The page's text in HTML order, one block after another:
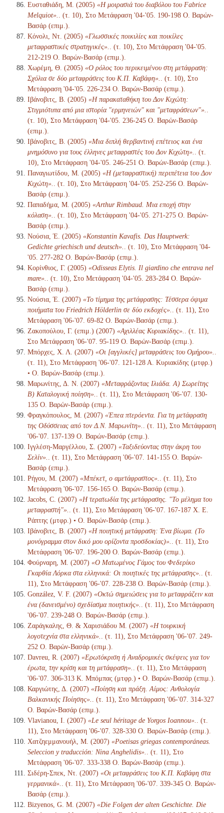
Ευσταθιάδη, Μ. (2005) «Η μοιρασιά του διαβόλου του Fabrice
Melquiot».
. (τ. 10), Στο Μετάφραση '04-'05. 190-198 Ο. Βαρών-
Βασάρ (επιμ.).
Κόνολι, Ντ. (2005) «Γλωσσικές ποικιλίες και ποικίλες
μεταφραστικές στρατηγικές».
. (τ. 10), Στο Μετάφραση '04-'05.
212-219 Ο. Βαρών-Βασάρ (επιμ.).
Χωρέμη, Θ. (2005) «Ο ρόλος του περικειμένου στη μετάφραση:
Σχόλια σε δύο μεταφράσεις του Κ.Π. Καβάφη».
. (τ. 10), Στο
Μετάφραση '04-'05. 226-234 Ο. Βαρών-Βασάρ (επιμ.).
Ιβάνοβιτς, Β. (2005) «Η παρακαταθήκη του Δον Κιχώτη:
Στιγμιότυπα από μια ιστορία "ερμηνειών" και "μεταφράσεων"».
(τ. 10), Στο Μετάφραση '04-'05. 236-245 Ο. Βαρών-Βασάρ
(επιμ.).
Ιβάνοβιτς, Β. (2005) «Μια διπλή θερβαντινή επέτειος και ένα
μνημόσυνο για τους έλληνες μεταφραστές του Δον Κιχώτη».
. (τ.
10), Στο Μετάφραση '04-'05. 246-251 Ο. Βαρών-Βασάρ (επιμ.).
Παναγιωτίδου, Μ. (2005) «Η (μεταφραστική) περιπέτεια του Δον
Κιχώτη».
. (τ. 10), Στο Μετάφραση '04-'05. 252-256 Ο. Βαρών-
Βασάρ (επιμ.).
Παπαδήμα, Μ. (2005) «Arthur Rimbaud. Μια εποχή στην
κόλαση».
. (τ. 10), Στο Μετάφραση '04-'05. 271-275 Ο. Βαρών-
Βασάρ (επιμ.).
Νούσια, Έ. (2005) «Konstantin Kavafis. Das Hauptwerk:
Gedichte griechisch und deutsch».
. (τ. 10), Στο Μετάφραση '04-
'05. 277-282 Ο. Βαρών-Βασάρ (επιμ.).
Κορίνθιος, Γ. (2005) «Odisseas Elytis. Il giardino che entrava nel
mare».
. (τ. 10), Στο Μετάφραση '04-'05. 283-284 Ο. Βαρών-
Βασάρ (επιμ.).
Νούσια, Έ. (2007) «Το τίμημα της μετάφρασης: Τέσσερα όψιμα
ποιήματα του Friedrich Hölderlin σε δύο εκδοχές».
. (τ. 11), Στο
Μετάφραση '06-'07. 69-82 Ο. Βαρών-Βασάρ (επιμ.).
Ζακοπούλου, Γ. (επιμ.) (2007) «Αχιλλέας Κυριακίδης».
. (τ. 11),
Στο Μετάφραση '06-'07. 95-119 Ο. Βαρών-Βασάρ (επιμ.).
Μπόρχες, Χ. Λ. (2007) «Οι [αγγλικές] μεταφράσεις του Ομήρου».
(τ. 11), Στο Μετάφραση '06-'07. 121-128 Α. Κυριακίδης (μτφρ.)
• Ο. Βαρών-Βασάρ (επιμ.).
Μαρωνίτης, Δ. Ν. (2007) «Μεταφράζοντας Ιλιάδα. Α) Σωρείτης
Β) Καταλογική ποίηση».
. (τ. 11), Στο Μετάφραση '06-'07. 130-
135 Ο. Βαρών-Βασάρ (επιμ.).
Φραγκόπουλος, Μ. (2007) «Έπεα πτερόεντα. Για τη μετάφραση
της Οδύσσειας από τον Δ.Ν. Μαρωνίτη».
. (τ. 11), Στο Μετάφραση
'06-'07. 137-139 Ο. Βαρών-Βασάρ (επιμ.).
Ιγγλέση-Μαργέλλου, Σ. (2007) «Ταξιδεύοντας στην άκρη του
Σελίν».
. (τ. 11), Στο Μετάφραση '06-'07. 141-155 Ο. Βαρών-
Βασάρ (επιμ.).
Ρήγου, Μ. (2007) «Μπέκετ, ο αμετάφραστος».
. (τ. 11), Στο
Μετάφραση '06-'07. 156-165 Ο. Βαρών-Βασάρ (επιμ.).
Jacobs, C. (2007) «Η τερατωδία της μετάφρασης. "Το μέλημα του
μεταφραστή"».
. (τ. 11), Στο Μετάφραση '06-'07. 167-187 Χ. Ε.
Ράπτης (μτφρ.) • Ο. Βαρών-Βασάρ (επιμ.).
Ιβάνοβιτς, Β. (2007) «Η ποιητική μετάφραση: Ένα βίωμα. (Το
μονόγραμμα στον δικό μου ορίζοντα προσδοκίας)».
. (τ. 11), Στο
Μετάφραση '06-'07. 196-200 Ο. Βαρών-Βασάρ (επιμ.).
Φούρναρη, Μ. (2007) «Ο Ματωμένος Γάμος του Φεδερίκο
Γκαρθία Λόρκα στα ελληνικά: Οι ποιητικές της μετάφρασης».
. (τ.
11), Στο Μετάφραση '06-'07. 228-238 Ο. Βαρών-Βασάρ (επιμ.).
González, V. F. (2007) «Οκτώ σημειώσεις για το μεταφράζειν και
ένα (δανεισμένο) σχεδίασμα ποιητικής».
. (τ. 11), Στο Μετάφραση
'06-'07. 239-248 Ο. Βαρών-Βασάρ (επιμ.).
Ζαράγκαλης, Θ. & Χαρισιάδου Μ. (2007) «Η τουρκική
λογοτεχνία στα ελληνικά».
. (τ. 11), Στο Μετάφραση '06-'07. 249-
252 Ο. Βαρών-Βασάρ (επιμ.).
Davreu, R. (2007) «Ερωτόκριση ή Αναδρομικές σκέψεις για τον
έρωτα, την κρίση και τη μετάφραση».
. (τ. 11), Στο Μετάφραση
'06-'07. 306-313 Κ. Μπόμπας (μτφρ.) • Ο. Βαρών-Βασάρ (επιμ.).
Καργιώτης, Δ. (2007) «Ποίηση και πράξη. Αίμος: Ανθολογία
Βαλκανικής Ποίησης».
. (τ. 11), Στο Μετάφραση '06-'07. 314-327
Ο. Βαρών-Βασάρ (επιμ.).
Vlavianou, I. (2007) «Le seul héritage de Yorgos Ioannou».
. (τ.
11), Στο Μετάφραση '06-'07. 328-330 Ο. Βαρών-Βασάρ (επιμ.).
Χατζηεμμανουήλ, Μ. (2007) «Poetisas griegas contemporáneas.
Seleccion y traducción: Nina Anghelidis».
. (τ. 11), Στο
Μετάφραση '06-'07. 333-338 Ο. Βαρών-Βασάρ (επιμ.).
Σιδέρη-Σπεκ, Ντ. (2007) «Οι μεταφράσεις του Κ.Π. Καβάφη στα
γερμανικά».
. (τ. 11), Στο Μετάφραση '06-'07. 339-345 Ο. Βαρών-
Βασάρ (επιμ.).
Bizyenos, G. M. (2007) «Die Folgen der alten Geschichte. Die